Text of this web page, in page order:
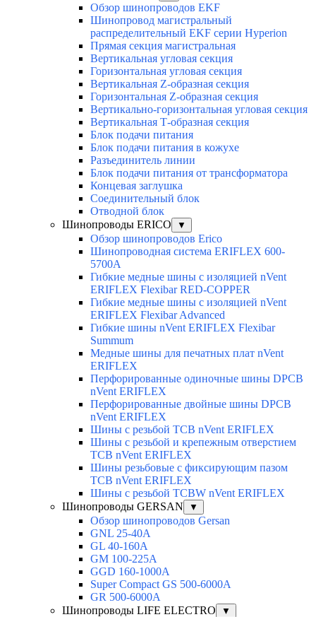
Обзор шинопроводов EKF
Шинопровод магистральный
распределительный EKF серии Hyperion
Прямая секция магистральная
Вертикальная угловая секция
Горизонтальная угловая секция
Вертикальная Z-образная секция
Горизонтальная Z-образная секция
Вертикально-горизонтальная угловая секция
Вертикальная Т-образная секция
Блок подачи питания
Блок подачи питания в кожухе
Разъединитель линии
Блок подачи питания от трансформатора
Концевая заглушка
Соединительный блок
Отводной блок
Шинопроводы ERICO
▼
Обзор шинопроводов Erico
Шинопроводная система ERIFLEX 600-
5700A
Гибкие медные шины с изоляцией nVent
ERIFLEX Flexibar RED-COPPER
Гибкие медные шины с изоляцией nVent
ERIFLEX Flexibar Advanced
Гибкие шины nVent ERIFLEX Flexibar
Summum
Медные шины для печатных плат nVent
ERIFLEX
Перфорированные одиночные шины DPCB
nVent ERIFLEX
Перфорированные двойные шины DPCB
nVent ERIFLEX
Шины с резьбой TCB nVent ERIFLEX
Шины с резьбой и крепежным отверстием
TCB nVent ERIFLEX
Шины резьбовые с фиксирующим пазом
TCB nVent ERIFLEX
Шины с резьбой TCBW nVent ERIFLEX
Шинопроводы GERSAN
▼
Обзор шинопроводов Gersan
GNL 25-40A
GL 40-160A
GM 100-225A
GGD 160-1000A
Super Compact GS 500-6000A
GR 500-6000A
Шинопроводы LIFE ELECTRO
▼